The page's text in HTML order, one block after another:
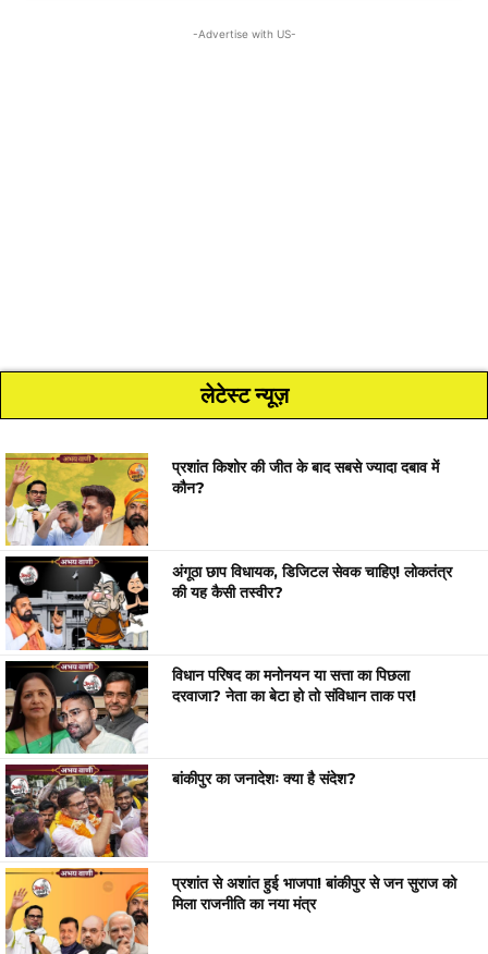
-Advertise with US-
लेटेस्ट न्यूज़
प्रशांत किशोर की जीत के बाद सबसे ज्यादा दबाव में
कौन?
अंगूठा छाप विधायक, डिजिटल सेवक चाहिए! लोकतंत्र
की यह कैसी तस्वीर?
विधान परिषद का मनोनयन या सत्ता का पिछला
दरवाजा? नेता का बेटा हो तो संविधान ताक पर!
बांकीपुर का जनादेशः क्या है संदेश?
प्रशांत से अशांत हुई भाजपा! बांकीपुर से जन सुराज को
मिला राजनीति का नया मंत्र